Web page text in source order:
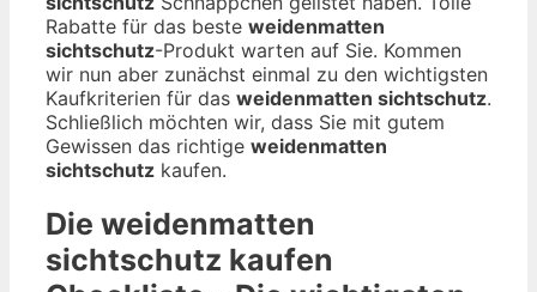
Rabatte für das beste weidenmatten
sichtschutz-Produkt warten auf Sie. Kommen
wir nun aber zunächst einmal zu den wichtigsten
Kaufkriterien für das weidenmatten sichtschutz.
Schließlich möchten wir, dass Sie mit gutem
Gewissen das richtige weidenmatten
sichtschutz kaufen.
Die weidenmatten
sichtschutz kaufen